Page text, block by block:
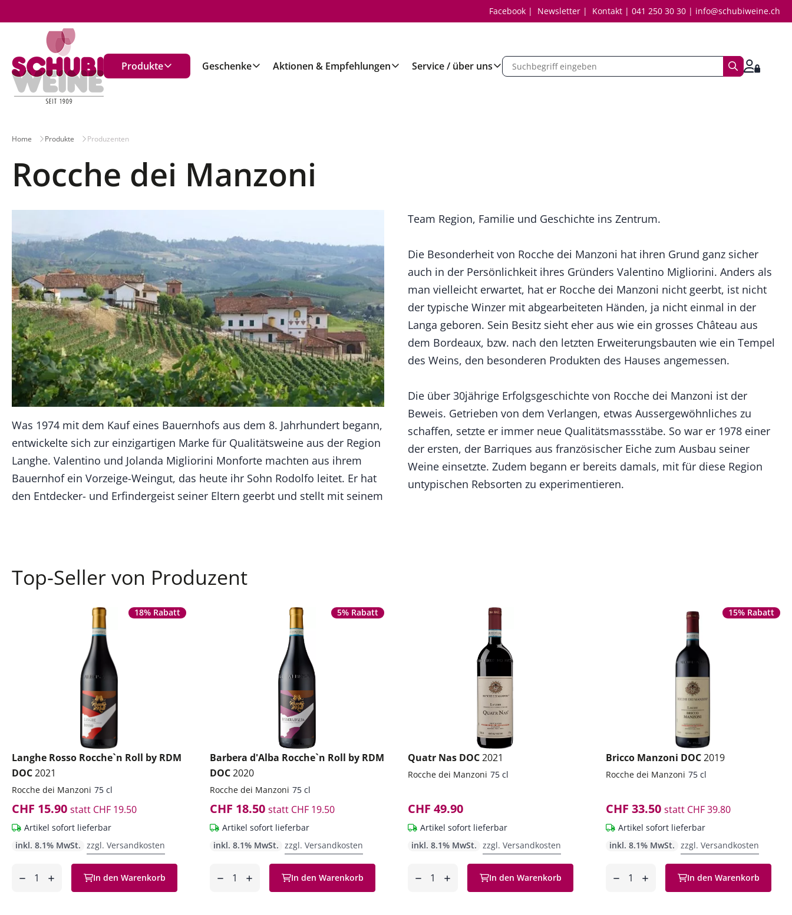
Facebook Newsletter Kontakt 041 250 30 30 info@schubiweine.ch
Produkte Geschenke Aktionen & Empfehlungen Service / über uns
Home Produkte Produzenten
Rocche dei Manzoni
Was 1974 mit dem Kauf eines Bauernhofs aus dem 8. Jahrhundert begann,
entwickelte sich zur einzigartigen Marke für Qualitätsweine aus der Region
Langhe. Valentino und Jolanda Migliorini Monforte machten aus ihrem
Bauernhof ein Vorzeige-Weingut, das heute ihr Sohn Rodolfo leitet. Er hat
den Entdecker- und Erfindergeist seiner Eltern geerbt und stellt mit seinem
Team Region, Familie und Geschichte ins Zentrum.
Die Besonderheit von Rocche dei Manzoni hat ihren Grund ganz sicher
auch in der Persönlichkeit ihres Gründers Valentino Migliorini. Anders als
man vielleicht erwartet, hat er Rocche dei Manzoni nicht geerbt, ist nicht
der typische Winzer mit abgearbeiteten Händen, ja nicht einmal in der
Langa geboren. Sein Besitz sieht eher aus wie ein grosses Château aus
dem Bordeaux, bzw. nach den letzten Erweiterungsbauten wie ein Tempel
des Weins, den besonderen Produkten des Hauses angemessen.
Die über 30jährige Erfolgsgeschichte von Rocche dei Manzoni ist der
Beweis. Getrieben von dem Verlangen, etwas Aussergewöhnliches zu
schaffen, setzte er immer neue Qualitätsmassstäbe. So war er 1978 einer
der ersten, der Barriques aus französischer Eiche zum Ausbau seiner
Weine einsetzte. Zudem begann er bereits damals, mit für diese Region
untypischen Rebsorten zu experimentieren.
Top-Seller von Produzent
18% Rabatt
Langhe Rosso Rocche`n Roll by RDM
DOC2021
Rocche dei Manzoni 75 cl
CHF 15.90 statt CHF 19.50
Artikel sofort lieferbar
inkl. 8.1% MwSt. zzgl. Versandkosten
In den Warenkorb
5% Rabatt
Barbera d'Alba Rocche`n Roll by RDM
DOC2020
Rocche dei Manzoni 75 cl
CHF 18.50 statt CHF 19.50
Artikel sofort lieferbar
inkl. 8.1% MwSt. zzgl. Versandkosten
In den Warenkorb
Quatr Nas DOC2021
Rocche dei Manzoni 75 cl
CHF 49.90
Artikel sofort lieferbar
inkl. 8.1% MwSt. zzgl. Versandkosten
In den Warenkorb
15% Rabatt
Bricco Manzoni DOC2019
Rocche dei Manzoni 75 cl
CHF 33.50 statt CHF 39.80
Artikel sofort lieferbar
inkl. 8.1% MwSt. zzgl. Versandkosten
In den Warenkorb